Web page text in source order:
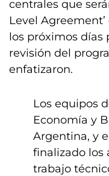
centrales que
Level
los próximos días
revisión del
enfatizaron.
Los equipos
Economía y
Argentina, y
finalizado los
trabajo